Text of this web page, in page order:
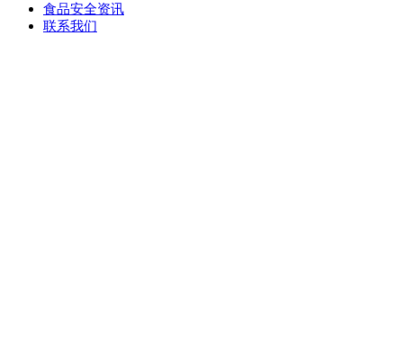
食品安全资讯
联系我们